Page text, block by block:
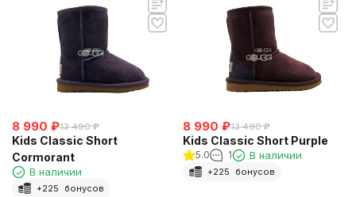
8 990 ₽13 490 ₽
Kids Classic Short
Сormorant
В наличии
+225 бонусов
8 990 ₽13 490 ₽
Kids Classic Short Purple
5.0 1 В наличии
+225 бонусов